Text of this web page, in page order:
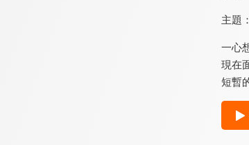
主題：
一心
現在
短暫